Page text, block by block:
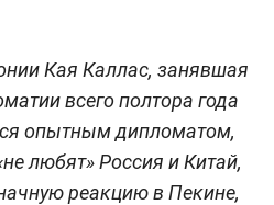
Кая Каллас, занявшая
всего полтора года
опытным дипломатом,
любят» Россия и Китай,
реакцию в Пекине,